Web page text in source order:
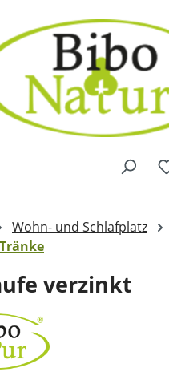
springen
Wohn- und Schlafplatz
verzinkt